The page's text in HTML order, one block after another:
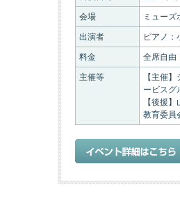
会場 ミューズ
出演者 ピアノ
料金 全席自
主催等
【主催
ービスグ
【後援
教育委員